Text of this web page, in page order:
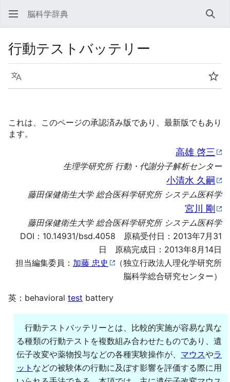
脳科学辞典 検索
行動テストバッテリー
言語 ウ
これは、このページの承認済み版であり、最新版でもあり
ます。
高雄 啓三
生理学研究所 行動・代謝分子解析センター
小清水 久嗣
藤田保健衛生大学 総合医科学研究所 システム医科学
宮川 剛
藤田保健衛生大学 総合医科学研究所 システム医科学
DOI： 10.14931/bsd.4058 原稿受付日：2013年7月31
日 原稿完成日：2013年8月14日
担当編集委員： 加藤 忠史
（独立行政法人理化学研究所
脳科学総合研究センター）
英：behavioral test battery
行動テストバッテリーとは、比較的実施が容易な異な
る種類の行動テストを複数組み合わせたものであり、遺
伝子改変や薬物投与などの各種実験操作が、 マウスやラ
ット などの被験体の行動に及ぼす影響を評価する際に用